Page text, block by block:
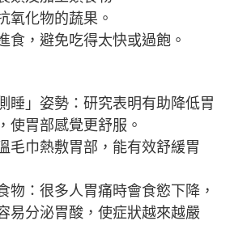
氧化物的蔬果。
食，避免吃得太快或過飽。
睡」姿勢：研究表明有助降低胃
使胃部感覺更舒服。
毛巾熱敷胃部，能有效舒緩胃
物：很多人胃痛時會食慾下降，
易分泌胃酸，使症狀越來越嚴